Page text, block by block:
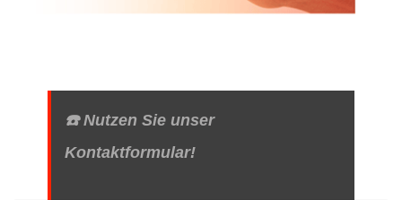
☎️ Nutzen Sie unser
Kontaktformular!